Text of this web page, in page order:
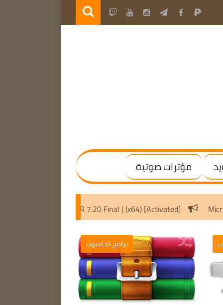
مؤثرات صوتية
WinRAR 7.20 Final | (x64)
برامج الحاسوب